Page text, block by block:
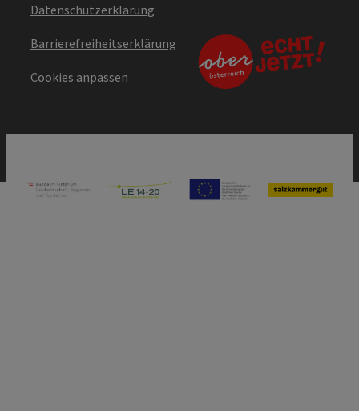
Datenschutzerklärung
Barrierefreiheitserklärung
Cookies anpassen